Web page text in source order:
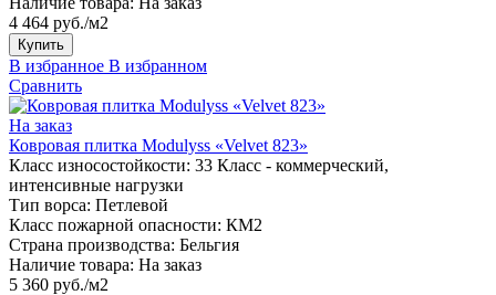
4 464 руб./м2
Купить
В избранное В избранном
Сравнить
На заказ
Ковровая плитка Modulyss «Velvet 823»
Класс износостойкости: 33 Класс - коммерческий,
интенсивные нагрузки
Тип ворса: Петлевой
Класс пожарной опасности: КМ2
Страна производства: Бельгия
Наличие товара: На заказ
5 360 руб./м2